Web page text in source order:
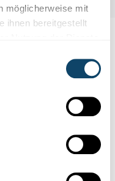
möglicherweise mit
ihnen bereitgestellt